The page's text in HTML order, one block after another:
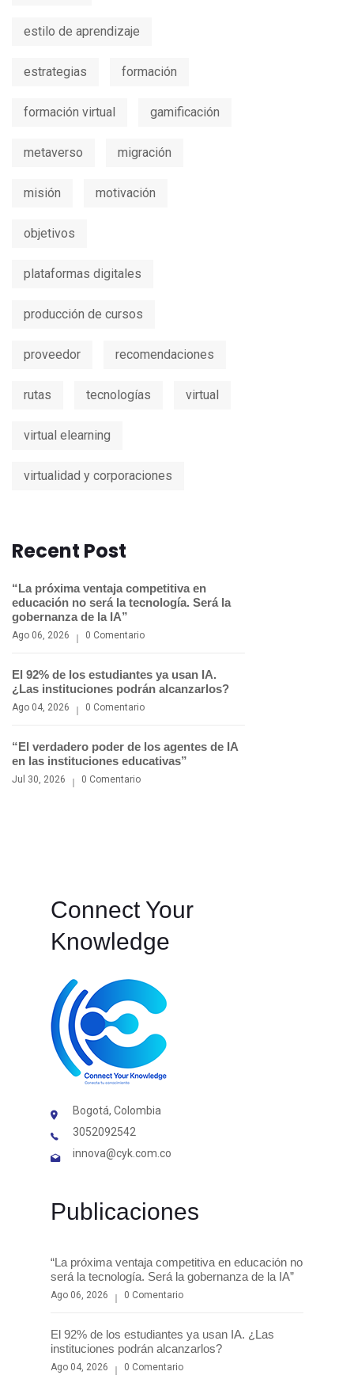
estilo de aprendizaje
estrategias formación
formación virtual gamificación
metaverso migración
misión motivación
objetivos
plataformas digitales
producción de cursos
proveedor recomendaciones
rutas tecnologías virtual
virtual elearning
virtualidad y corporaciones
Recent Post
“La próxima ventaja competitiva en
educación no será la tecnología. Será la
gobernanza de la IA”
Ago 06, 2026 0 Comentario
El 92% de los estudiantes ya usan IA.
¿Las instituciones podrán alcanzarlos?
Ago 04, 2026 0 Comentario
“El verdadero poder de los agentes de IA
en las instituciones educativas”
Jul 30, 2026 0 Comentario
Connect Your
Knowledge
Bogotá, Colombia
3052092542
innova@cyk.com.co
Publicaciones
“La próxima ventaja competitiva en educación no
será la tecnología. Será la gobernanza de la IA”
Ago 06, 2026 0 Comentario
El 92% de los estudiantes ya usan IA. ¿Las
instituciones podrán alcanzarlos?
Ago 04, 2026 0 Comentario